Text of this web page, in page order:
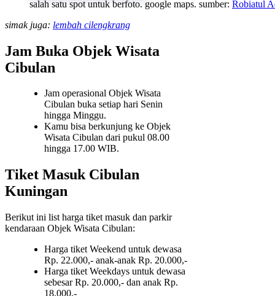
salah satu spot untuk berfoto. google maps. sumber: Robiatul
simak juga: lembah cilengkrang
Jam Buka Objek Wisata
Cibulan
Jam operasional Objek Wisata
Cibulan buka setiap hari Senin
hingga Minggu.
Kamu bisa berkunjung ke Objek
Wisata Cibulan dari pukul 08.00
hingga 17.00 WIB.
Tiket Masuk Cibulan
Kuningan
Berikut ini list harga tiket masuk dan parkir
kendaraan Objek Wisata Cibulan:
Harga tiket Weekend untuk dewasa
Rp. 22.000,- anak-anak Rp. 20.000,-
Harga tiket Weekdays untuk dewasa
sebesar Rp. 20.000,- dan anak Rp.
18.000,-